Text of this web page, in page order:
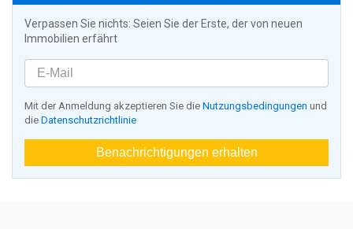
Verpassen Sie nichts: Seien Sie der Erste, der von neuen
Immobilien erfährt
Mit der Anmeldung akzeptieren Sie die Nutzungsbedingungen und
die Datenschutzrichtlinie
Benachrichtigungen erhalten